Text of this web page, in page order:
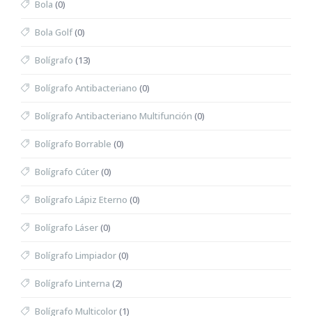
Bola (0)
Bola Golf(0)
Bolígrafo (13)
Bolígrafo Antibacteriano (0)
Bolígrafo Antibacteriano Multifunción (0)
Bolígrafo Borrable (0)
Bolígrafo Cúter(0)
Bolígrafo Lápiz Eterno (0)
Bolígrafo Láser(0)
Bolígrafo Limpiador(0)
Bolígrafo Linterna (2)
Bolígrafo Multicolor(1)